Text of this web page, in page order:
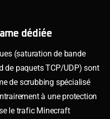
dédiée
(saturation de bande
de paquets TCP/UDP) sont
de scrubbing spécialisé
à une protection
le trafic Minecraft